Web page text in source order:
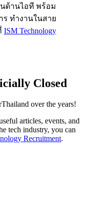
ด้านไอที พร้อม
ร ทำงานในสาย
ISM Technology
Closed
over the years!
articles, events, and
tech industry, you can
Recruitment.